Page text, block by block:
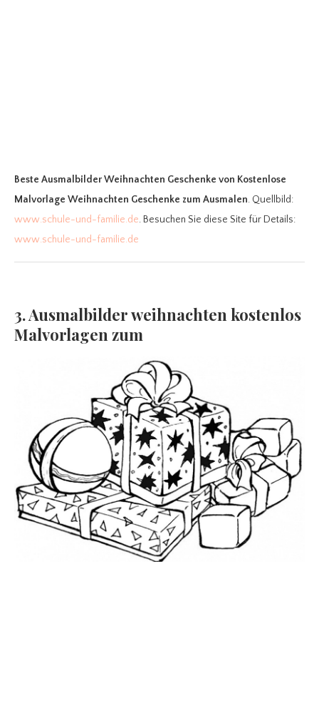
Beste Ausmalbilder Weihnachten Geschenke von Kostenlose
Malvorlage Weihnachten Geschenke zum Ausmalen. Quellbild:
www.schule-und-familie.de. Besuchen Sie diese Site für Details:
www.schule-und-familie.de
3. Ausmalbilder weihnachten kostenlos
Malvorlagen zum